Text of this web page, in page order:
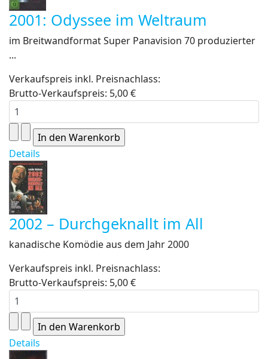
2001: Odyssee im Weltraum
im Breitwandformat Super Panavision 70 produzierter
...
Verkaufspreis inkl. Preisnachlass:
Brutto-Verkaufspreis: 5,00 €
Details
2002 – Durchgeknallt im All
kanadische Komödie aus dem Jahr 2000
Verkaufspreis inkl. Preisnachlass:
Brutto-Verkaufspreis: 5,00 €
Details